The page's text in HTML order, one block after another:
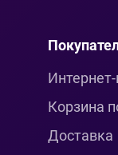
Корзина
Доставка